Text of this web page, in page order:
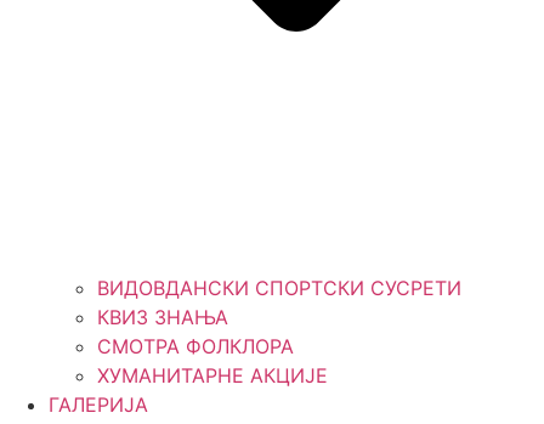
ВИДОВДАНСКИ СПОРТСКИ СУСРЕТИ
КВИЗ ЗНАЊА
СМОТРА ФОЛКЛОРА
ХУМАНИТАРНЕ АКЦИЈЕ
ГАЛЕРИЈА